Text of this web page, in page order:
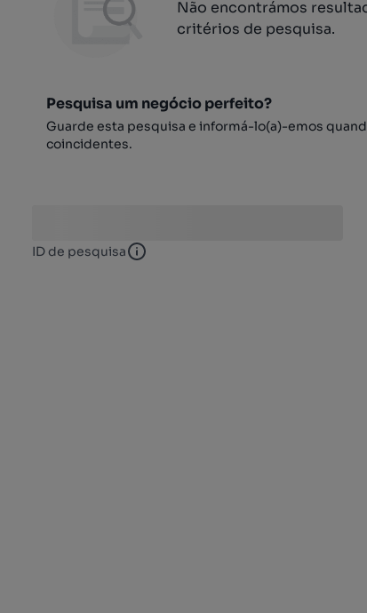
Não encontrámos
critérios de pesquisa.
Pesquisa um negócio perfeito?
Guarde esta pesquisa e informá-lo(a)-emos
coincidentes.
ID de pesquisa ID de pesquisa